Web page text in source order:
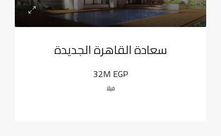
سعادة القاهرة الجديدة
32M EGP
فيلا